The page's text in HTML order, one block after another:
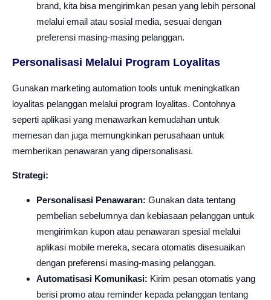
brand, kita bisa mengirimkan pesan yang lebih personal
melalui email atau sosial media, sesuai dengan
preferensi masing-masing pelanggan.
Personalisasi Melalui Program Loyalitas
Gunakan marketing automation tools untuk meningkatkan
loyalitas pelanggan melalui program loyalitas. Contohnya
seperti aplikasi yang menawarkan kemudahan untuk
memesan dan juga memungkinkan perusahaan untuk
memberikan penawaran yang dipersonalisasi.
Strategi:
Personalisasi Penawaran: Gunakan data tentang
pembelian sebelumnya dan kebiasaan pelanggan untuk
mengirimkan kupon atau penawaran spesial melalui
aplikasi mobile mereka, secara otomatis disesuaikan
dengan preferensi masing-masing pelanggan.
Automatisasi Komunikasi: Kirim pesan otomatis yang
berisi promo atau reminder kepada pelanggan tentang